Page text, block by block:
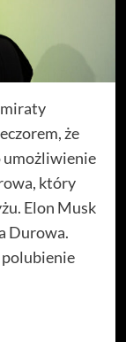
że
umożliwienie
który
Elon Musk
Durowa.
polubienie